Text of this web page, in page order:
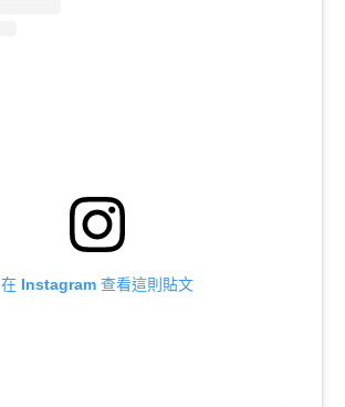
在 Instagram 查看這則貼文